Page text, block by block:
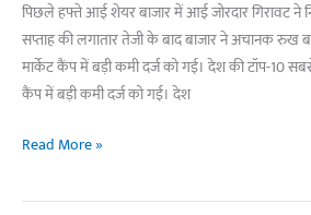
शुरुआत,
इन
शेयरों
ने
निराश
पिछले हफ्ते आई शेयर बाजार में आई जोरदार गिरावट ने
सप्ताह की लगातार तेजी के बाद बाजार ने अचानक रुख
मार्केट कैंप में बड़ी कमी दर्ज को गई। देश की टॉप-10
कैंप में बड़ी कमी दर्ज को गई। देश
Stock
Crash:
Read More »